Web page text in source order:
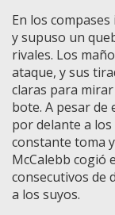
En los
y supuso un
rivales. Los
ataque, y sus
claras para
bote. A pesar de
por delante a
constante toma
McCalebb cogió
consecutivos de
a los suyos.